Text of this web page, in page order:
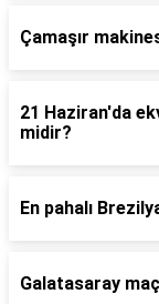
Çamaşır
21 Haziran'da
midir?
En pahalı
Galatasaray